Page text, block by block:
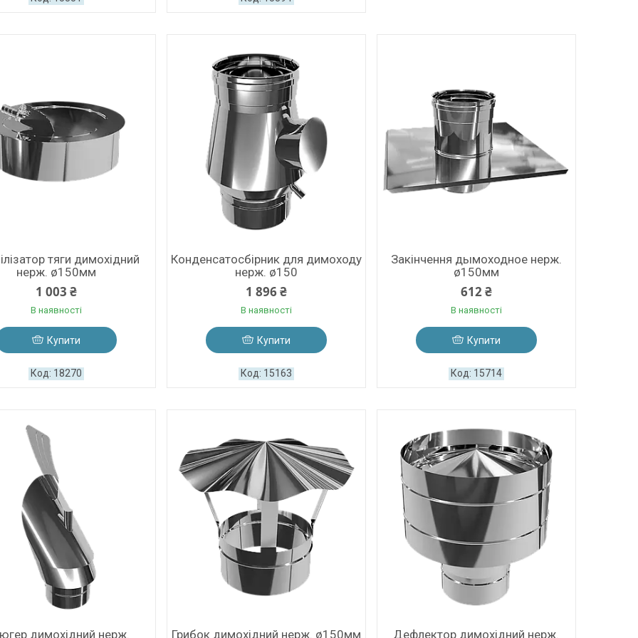
тяги димохідний
нерж. ø150мм
1 003 ₴
В наявності
Купити
18270
Конденсатосбірник для димоходу
нерж. ø150
1 896 ₴
В наявності
Купити
15163
Закінчення дымоходное нерж.
ø150мм
612 ₴
В наявності
Купити
15714
димохідний нерж. Грибок димохідний нерж. ø150мм Дефлектор димохідний нерж.